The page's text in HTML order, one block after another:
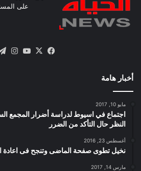
على
فيسبوك
X
أخبار هامة
مايو 10, 2017
اجتماع في اسيوط لدراسة أضرار المجمع
النظر حال التأكد من الضرر
أغسطس 23, 2016
نخيل تطوى صفحة الماضى وتنجح فى اعادة
مارس 14, 2017